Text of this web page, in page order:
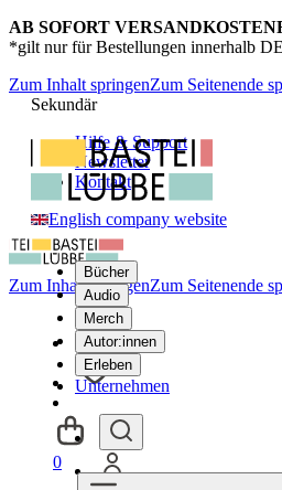
AB SOFORT
*gilt nur für Bestellungen innerhalb DE
Zum Inhalt springenZum Seitenende
Sekundär
Hilfe & Support
Newsletter
Kontakt
English company website
Bücher
Audio
Merch
Autor:innen
Erleben
Unternehmen
Zum Inhalt springenZum Seitenende
0